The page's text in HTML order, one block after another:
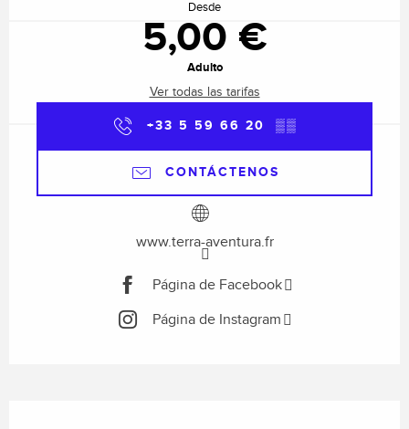
Desde
5,00 €
Adulto
Ver todas las tarifas
+33 5 59 66 20 ▒▒
CONTÁCTENOS
www.terra-aventura.fr
Página de Facebook
Página de Instagram